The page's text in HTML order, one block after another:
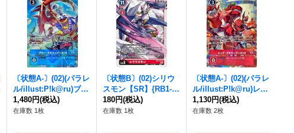
〔状態A-〕(02)(パラレ
ル/illust:P!k@ru)ブル
ー・メモリーブース
ト!!【SR-P】{P-036}
1,480円(税込)
在庫数 1枚
〔状態B〕(02)シリウ
スモン【SR】{RB1-01
0}《赤》
180円(税込)
在庫数 1枚
〔状態A-〕(02)(パラレ
ル/illust:P!k@ru)レッ
ド・メモリーブース
ト!!【SR-P】{P-035}
1,130円(税込)
在庫数 2枚